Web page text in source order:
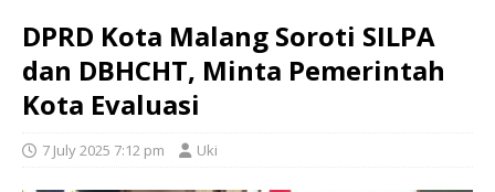
DPRD Kota Malang Soroti SILPA
dan DBHCHT, Minta Pemerintah
Kota Evaluasi
7 July 2025 7:12 pm Uki